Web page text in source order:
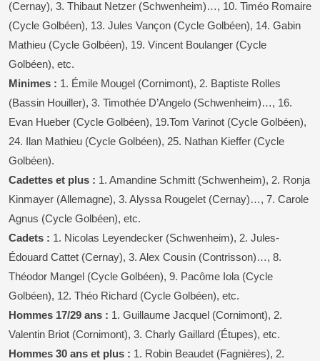
(Cernay), 3. Thibaut Netzer (Schwenheim)…, 10. Timéo Romaire
(Cycle Golbéen), 13. Jules Vançon (Cycle Golbéen), 14. Gabin
Mathieu (Cycle Golbéen), 19. Vincent Boulanger (Cycle
Golbéen), etc.
Minimes : 1. Émile Mougel (Cornimont), 2. Baptiste Rolles
(Bassin Houiller), 3. Timothée D’Angelo (Schwenheim)…, 16.
Evan Hueber (Cycle Golbéen), 19.Tom Varinot (Cycle Golbéen),
24. Ilan Mathieu (Cycle Golbéen), 25. Nathan Kieffer (Cycle
Golbéen).
Cadettes et plus : 1. Amandine Schmitt (Schwenheim), 2. Ronja
Kinmayer (Allemagne), 3. Alyssa Rougelet (Cernay)…, 7. Carole
Agnus (Cycle Golbéen), etc.
Cadets : 1. Nicolas Leyendecker (Schwenheim), 2. Jules-
Édouard Cattet (Cernay), 3. Alex Cousin (Contrisson)…, 8.
Théodor Mangel (Cycle Golbéen), 9. Pacôme Iola (Cycle
Golbéen), 12. Théo Richard (Cycle Golbéen), etc.
Hommes 17/29 ans : 1. Guillaume Jacquel (Cornimont), 2.
Valentin Briot (Cornimont), 3. Charly Gaillard (Étupes), etc.
Hommes 30 ans et plus : 1. Robin Beaudet (Fagnières), 2.